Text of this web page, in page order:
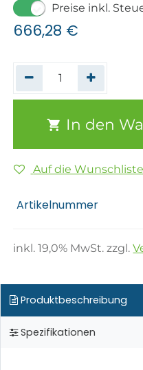
Preise inkl.
666,28 €
In den
Auf die Wunschliste
Artikelnummer
inkl.19,0% MwSt. zzgl.
Produktbeschreibung
Spezifikationen